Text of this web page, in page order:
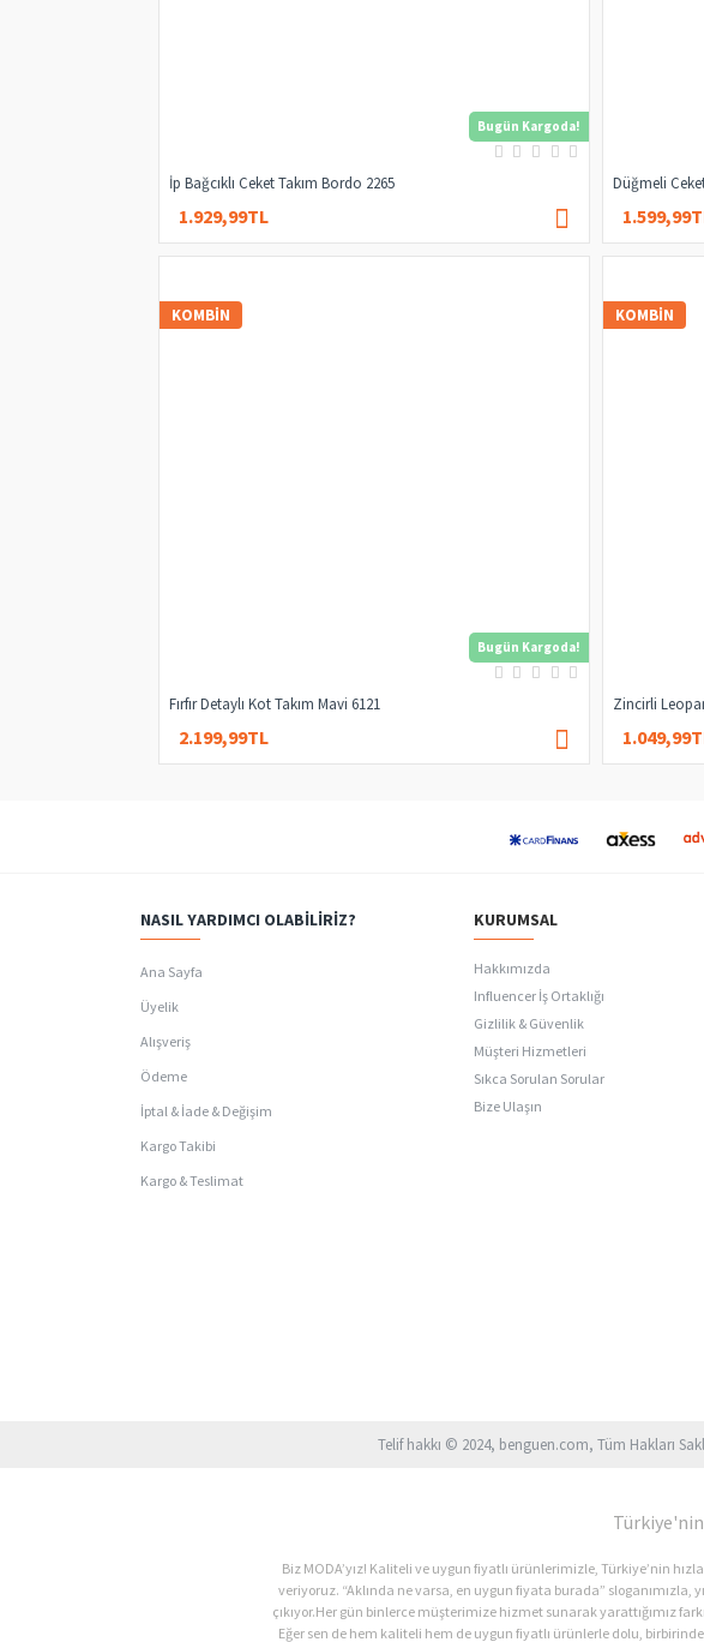
Bugün Kargoda!
İp Bağcıklı Ceket Takım Bordo 2265
1.929,99TL
Düğmeli
Bugün Kargoda!
KOMBIN
Fırfır Detaylı Kot Takım Mavi 6121
2.199,99TL
KOMBIN
Zincirli
NASIL YARDIMCI OLABILIRIZ?
Ana Sayfa
Üyelik
Alışveriş
Ödeme
İptal & İade & Değişim
Kargo Takibi
Kargo & Teslimat
KURUMSAL
Hakkımızda
Influencer İş Ortaklığı
Gizlilik & Güvenlik
Müşteri Hizmetleri
Sıkca Sorulan Sorular
Bize Ulaşın
Telif hakkı © 2024, benguen.com, Tüm Hakları
Türkiye'nin
Biz MODA’yız! Kaliteli ve uygun fiyatlı ürünlerimizle, Türkiye’nin
veriyoruz. “Aklında ne varsa, en uygun fiyata burada”
çıkıyor.Her gün binlerce müşterimize hizmet sunarak yarattığımız
Eğer sen de hem kaliteli hem de uygun fiyatlı ürünlerle dolu,